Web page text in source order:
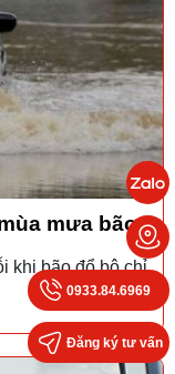
mưa bão
khi bão đổ bộ chỉ
0933.84.6969
Đăng ký tư vấn